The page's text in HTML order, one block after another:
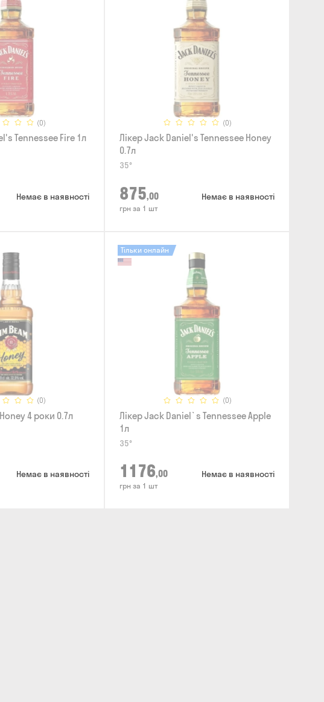
(0)
Tennessee Fire 1л
Немає в наявності
(0)
Лікер Jack Daniel's Tennessee Honey
0.7л
35°
875,00
грн за 1 шт
Немає в наявності
(0)
4 роки 0.7л
Немає в наявності
(0)
Тільки онлайн
Лікер Jack Daniel`s Tennessee Apple
1л
35°
1176,00
грн за 1 шт
Немає в наявності